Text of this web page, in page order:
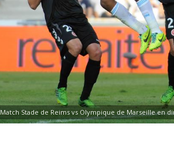
Match Stade de Reims vs Olympique de Marseille en